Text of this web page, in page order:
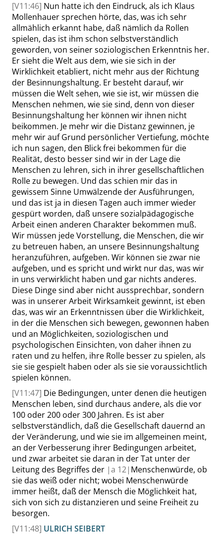
[V11:46] Nun hatte ich den Eindruck, als ich Klaus
Mollenhauersprechen hörte, das, was ich sehr
allmählich erkannt habe, daß nämlich da Rollen
spielen, das ist ihm schon selbstverständlich
geworden, von seiner soziologischen Erkenntnis her.
Er sieht die Welt aus dem, wie sie sich in der
Wirklichkeit etabliert, nicht mehr aus der Richtung
der Besinnungshaltung. Er besteht darauf, wir
müssen die Welt sehen, wie sie ist, wir müssen die
Menschen nehmen, wie sie sind, denn von dieser
Besinnungshaltung her können wir ihnen nicht
beikommen. Je mehr wir die Distanz gewinnen, je
mehr wir auf Grund persönlicher Vertiefung, möchte
ich nun sagen, den Blick frei bekommen für die
Realität, desto besser sind wir in der Lage die
Menschen zu lehren, sich in ihrer gesellschaftlichen
Rolle zu bewegen. Und das schien mir das in
gewissem Sinne Umwälzende der Ausführungen,
und das ist ja in diesen Tagen auch immer wieder
gespürt worden, daß unsere sozialpädagogische
Arbeit einen anderen Charakter bekommen muß.
Wir müssen jede Vorstellung, die Menschen, die wir
zu betreuen haben, an unsere Besinnungshaltung
heranzuführen, aufgeben. Wir können sie zwar nie
aufgeben, und es spricht und wirkt nur das, was wir
in uns verwirklicht haben und gar nichts anderes.
Diese Dinge sind aber nicht aussprechbar, sondern
was in unserer Arbeit Wirksamkeit gewinnt, ist eben
das, was wir an Erkenntnissen über die Wirklichkeit,
in der die Menschen sich bewegen, gewonnen haben
und an Möglichkeiten, soziologischen und
psychologischen Einsichten, von daher ihnen zu
raten und zu helfen, ihre Rolle besser zu spielen, als
sie sie gespielt haben oder als sie sie voraussichtlich
spielen können.
[V11:47] Die Bedingungen, unter denen die heutigen
Menschen leben, sind durchaus andere, als die vor
100 oder 200 oder 300 Jahren. Es ist aber
selbstverständlich, daß die Gesellschaft dauernd an
der Veränderung, und wie sie im allgemeinen meint,
an der Verbesserung ihrer Bedingungen arbeitet,
und zwar arbeitet sie daran in der Tat unter der
Leitung des Begriffes der |a 12| Menschenwürde, ob
sie das weiß oder nicht; wobei Menschenwürde
immer heißt, daß der Mensch die Möglichkeit hat,
sich von sich zu distanzieren und seine Freiheit zu
besorgen.
[V11:48] ULRICH SEIBERT